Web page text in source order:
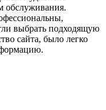
обслуживания.
выбрать подходящую
сайта, было легко